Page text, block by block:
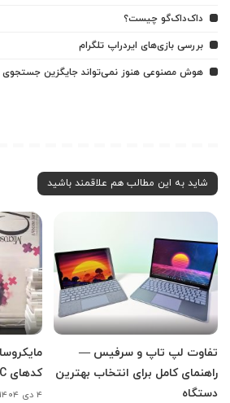
داک‌داک‌گو چیست؟
بررسی بازی‌های ایردراپ تلگرام
هوش مصنوعی هنوز نمی‌تواند جایگزین
شاید به این مطالب هم علاقمند باشید
تفاوت لپ تاپ و سرفیس —
راهنمای کامل برای انتخاب بهترین
دستگاه
کدهای C و C++ را حذف کند
۴ دی ۱۴۰۴